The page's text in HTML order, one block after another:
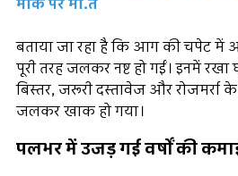
मौके पर मौ.त
बताया जा रहा है कि आग की चपेट में
पूरी तरह जलकर नष्ट हो गईं। इनमें
बिस्तर, जरूरी दस्तावेज और रोजमर्रा
जलकर खाक हो गया।
पलभर में उजड़ गई वर्षों की